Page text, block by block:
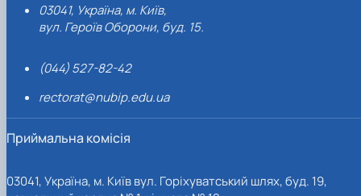
03041, Україна, м. Київ,
вул. Героїв Оборони, буд. 15.
(044) 527-82-42
rectorat@nubip.edu.ua
Приймальна комісія
03041, Україна, м. Київ вул. Горіхуватський шлях, буд. 19,